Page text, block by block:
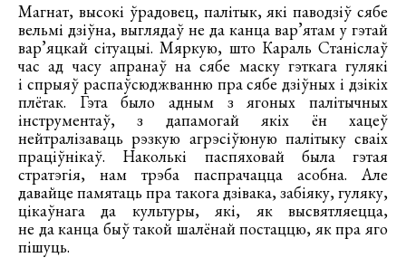
Магнат, высокі ўрадовец, палітык, які паводзіў сябе
вельмі дзіўна, выглядаў не да канца вар’ятам у гэтай
вар’яцкай сітуацыі. Мяркую, што Караль Станіслаў
час ад часу апранаў на сябе маску гэткага гулякі
і спрыяў распаўсюджванню пра сябе дзіўных і дзікіх
плётак. Гэта было адным з ягоных палітычных
інструментаў, з дапамогай якіх ён хацеў
нейтралізаваць рэзкую агрэсіўюную палітыку сваіх
праціўнікаў. Наколькі паспяховай была гэтая
стратэгія, нам трэба паспрачацца асобна. Але
давайце памятаць пра такога дзівака, забіяку, гуляку,
цікаўнага да культуры, які, як высвятляецца,
не да канца быў такой шалёнай постаццю, як пра яго
пішуць.